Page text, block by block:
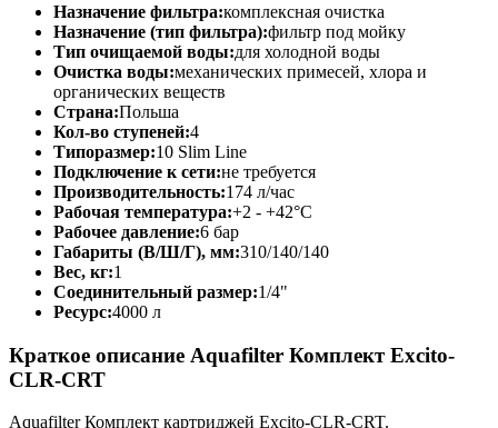
Назначение фильтра:комплексная очистка
Назначение (тип фильтра):фильтр под мойку
Тип очищаемой воды:для холодной воды
Очистка воды:механических примесей, хлора и
органических веществ
Страна:Польша
Кол-во ступеней:4
Типоразмер:10 Slim Line
Подключение к сети:не требуется
Производительность:174 л/час
Рабочая температура:+2 - +42°C
Рабочее давление:6 бар
Габариты (В/Ш/Г), мм:310/140/140
Вес, кг:1
Соединительный размер:1/4"
Ресурс:4000 л
Краткое описание Aquafilter Комплект Excito-
CLR-CRT
Aquafilter Комплект картриджей Excito-CLR-CRT.